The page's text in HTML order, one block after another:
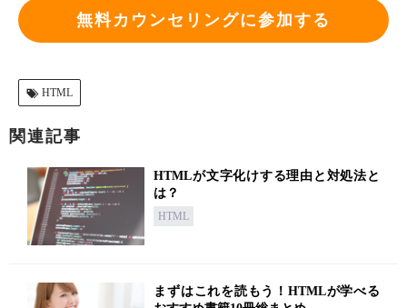
無料カウンセリングに参加する
HTML
関連記事
HTMLが文字化けする理由と対処法と
は？
HTML
まずはこれを読もう！HTMLが学べる